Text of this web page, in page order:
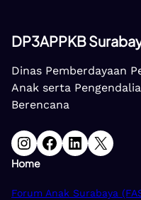
DP3APPKB
Dinas Pemberdayaan
Anak serta
Berencana
Instagram Facebook LinkedIn X
Home
Forum Anak Surabaya